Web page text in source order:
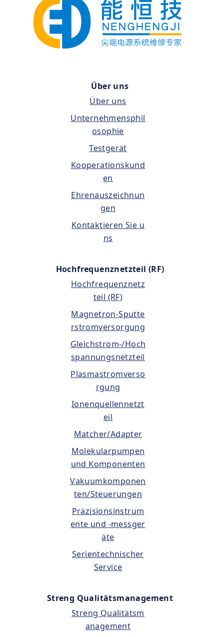
Über uns
Über uns
Unternehmensphil
osophie
Testgerät
Kooperationskund
en
Ehrenauszeichnun
gen
Kontaktieren Sie u
ns
Hochfrequenznetzteil (RF)
Hochfrequenznetz
teil (RF)
Magnetron-Sputte
rstromversorgung
Gleichstrom-/Hoch
spannungsnetzteil
Plasmastromverso
rgung
Ionenquellennetzt
eil
Matcher/Adapter
Molekularpumpen
und Komponenten
Vakuumkomponen
ten/Steuerungen
Präzisionsinstrum
ente und -messger
äte
Serientechnischer
Service
Streng Qualitätsmanagement
Streng Qualitätsm
anagement